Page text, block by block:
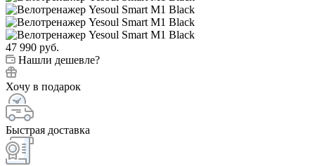
47 990 руб.
Нашли дешевле?
Хочу в подарок
Быстрая доставка